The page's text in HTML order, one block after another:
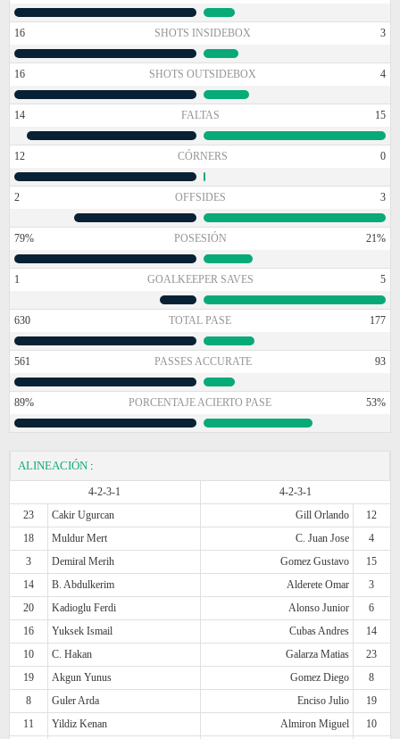
16 SHOTS INSIDEBOX 3
16 SHOTS OUTSIDEBOX 4
14 FALTAS 15
12 CÓRNERS 0
2 OFFSIDES 3
79% POSESIÓN 21%
1 GOALKEEPER SAVES 5
630 TOTAL PASE 177
561 PASSES ACCURATE 93
89% PORCENTAJE ACIERTO PASE 53%
ALINEACIÓN :
4-2-3-1
4-2-3-1
23
Cakir Ugurcan Gill Orlando
12
18
Muldur Mert C. Juan Jose
4
3
Demiral Merih Gomez Gustavo
15
14
B. Abdulkerim Alderete Omar
3
20
Kadioglu Ferdi Alonso Junior
6
16
Yuksek Ismail Cubas Andres
14
10
C. Hakan Galarza Matias
23
19
Akgun Yunus Gomez Diego
8
8
Guler Arda Enciso Julio
19
11
Yildiz Kenan Almiron Miguel
10